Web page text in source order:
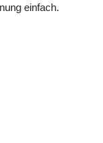
einfach.